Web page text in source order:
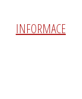
INFORMACE